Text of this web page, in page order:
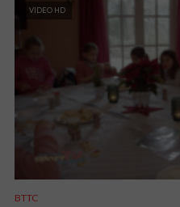
VIDEO HD
BTTC